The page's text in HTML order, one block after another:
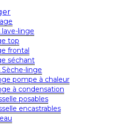
lave-linge
top
frontal
séchant
Sèche-linge
pompe à chaleur
à condensation
posables
encastrables